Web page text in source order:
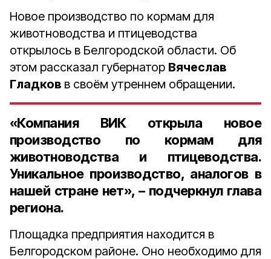
Новое производство по кормам для
животноводства и птицеводства
открылось в Белгородской области. Об
этом рассказал губернатор Вячеслав
Гладков в своём утреннем обращении.
«Компания ВИК открыла новое
производство по кормам для
животноводства и птицеводства.
Уникальное производство, аналогов в
нашей стране нет», – подчеркнул глава
региона.
Площадка предприятия находится в
Белгородском районе. Оно необходимо для